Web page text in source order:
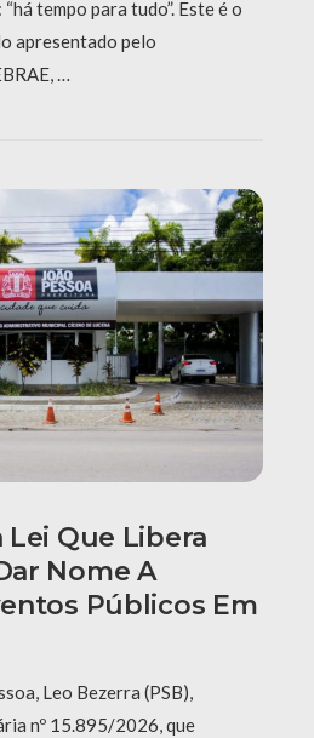
tempo para tudo”. Este é o
apresentado pelo
…
Lei Que Libera
Nome A
Públicos Em
Leo Bezerra (PSB),
nº 15.895/2026, que